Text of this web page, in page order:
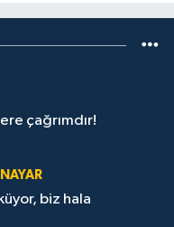
çağrımdır!
biz hala